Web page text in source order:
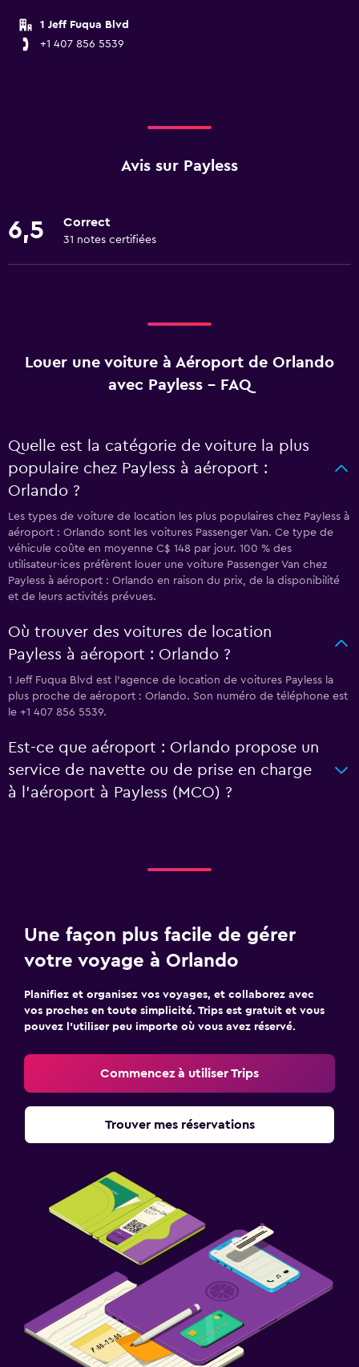
1 Jeff Fuqua Blvd
+1 407 856 5539
Avis sur Payless
6,5 Correct
31 notes certifiées
Louer une voiture à Aéroport de Orlando
avec Payless - FAQ
Quelle est la catégorie de voiture la plus
populaire chez Payless à aéroport :
Orlando ?
Les types de voiture de location les plus populaires chez Payless à
aéroport : Orlando sont les voitures Passenger Van. Ce type de
véhicule coûte en moyenne C$ 148 par jour. 100 % des
utilisateur·ices préfèrent louer une voiture Passenger Van chez
Payless à aéroport : Orlando en raison du prix, de la disponibilité
et de leurs activités prévues.
Où trouver des voitures de location
Payless à aéroport : Orlando ?
1 Jeff Fuqua Blvd est l'agence de location de voitures Payless la
plus proche de aéroport : Orlando. Son numéro de téléphone est
le +1 407 856 5539.
Est-ce que aéroport : Orlando propose un
service de navette ou de prise en charge
à l’aéroport à Payless (MCO) ?
Une façon plus facile de gérer
votre voyage à Orlando
Planifiez et organisez vos voyages, et collaborez avec
vos proches en toute simplicité. Trips est gratuit et vous
pouvez l’utiliser peu importe où vous avez réservé.
Commencez à utiliser Trips
Trouver mes réservations